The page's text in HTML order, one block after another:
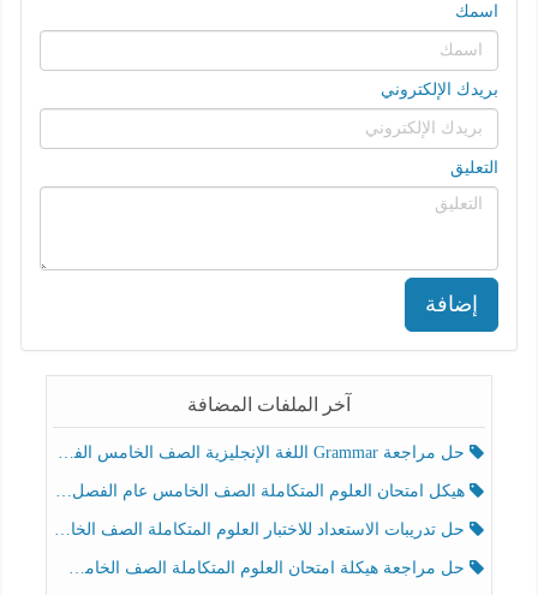
اسمك
بريدك الإلكتروني
التعليق
إضافة
آخر الملفات المضافة
حل مراجعة Grammar اللغة الإنجليزية الصف الخامس الفصل الثالث
هيكل امتحان العلوم المتكاملة الصف الخامس عام الفصل الدراسي الثالث 2025-2026
حل تدريبات الاستعداد للاختبار العلوم المتكاملة الصف الخامس عام الفصل الثالث
حل مراجعة هيكلة امتحان العلوم المتكاملة الصف الخامس انسبير الفصل الثالث